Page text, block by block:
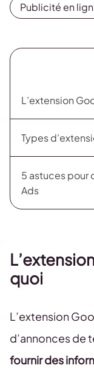
Publicité en
L’extension
Types
5 astuces pour
Ads
quoi
L’extension
d’annonces de
fournir des